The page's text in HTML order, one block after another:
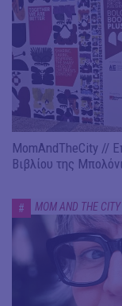
MomAndTheCity //
Βιβλίου της
# MOM AND THE CITY